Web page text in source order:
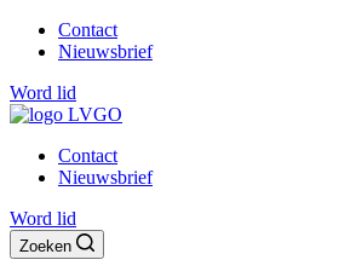
Contact
Nieuwsbrief
Word lid
Contact
Nieuwsbrief
Word lid
Zoeken